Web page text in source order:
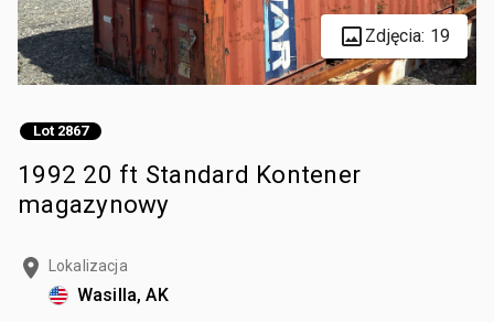
Zdjęcia: 19
Lot 2867
1992 20 ft Standard Kontener
magazynowy
Lokalizacja
Wasilla, AK